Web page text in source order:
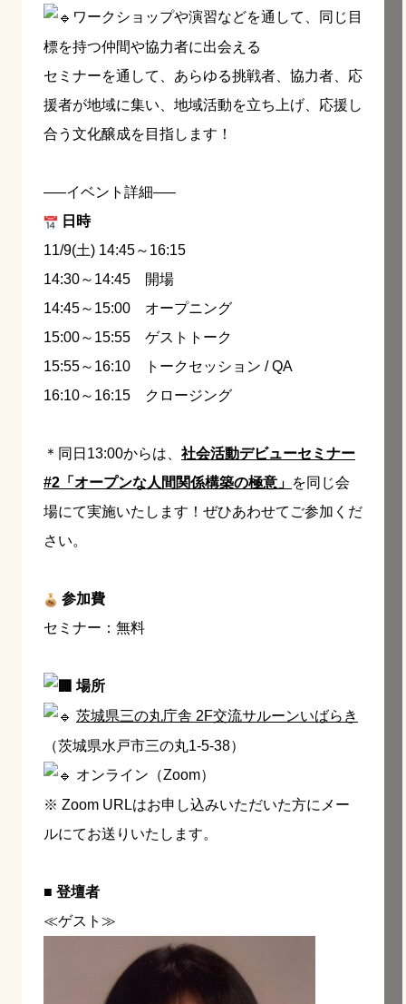
ワークショップや演習などを通して、同じ目
標を持つ仲間や協力者に出会える
セミナーを通して、あらゆる挑戦者、協力者、応
援者が地域に集い、地域活動を立ち上げ、応援し
合う文化醸成を目指します！
—–イベント詳細—–
日時
11/9(土) 14:45～16:15
14:30～14:45 開場
14:45～15:00 オープニング
15:00～15:55 ゲストトーク
15:55～16:10 トークセッション / QA
16:10～16:15 クロージング
＊同日13:00からは、 社会活動デビューセミナー
#2「オープンな人間関係構築の極意」 を同じ会
場にて実施いたします！ぜひあわせてご参加くだ
さい。
参加費
セミナー：無料
場所
茨城県三の丸庁舎 2F交流サルーンいばらき
（茨城県水戸市三の丸1-5-38）
オンライン（Zoom）
※ Zoom URLはお申し込みいただいた方にメー
ルにてお送りいたします。
■ 登壇者
≪ゲスト≫